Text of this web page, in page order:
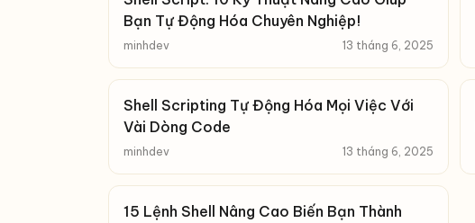
Bạn Tự Động Hóa Chuyên Nghiệp!
minhdev 13 tháng 6, 2025
Shell Scripting Tự Động Hóa Mọi Việc Với
Vài Dòng Code
minhdev 13 tháng 6, 2025
15 Lệnh Shell Nâng Cao Biến Bạn Thành